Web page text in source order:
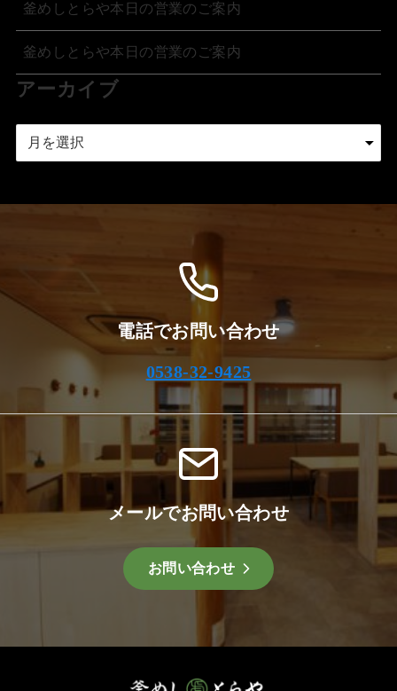
釜めしとらや本日の営業のご案内
釜めしとらや本日の営業のご案内
アーカイブ
電話でお問い合わせ
0538-32-9425
メールでお問い合わせ
お問い合わせ